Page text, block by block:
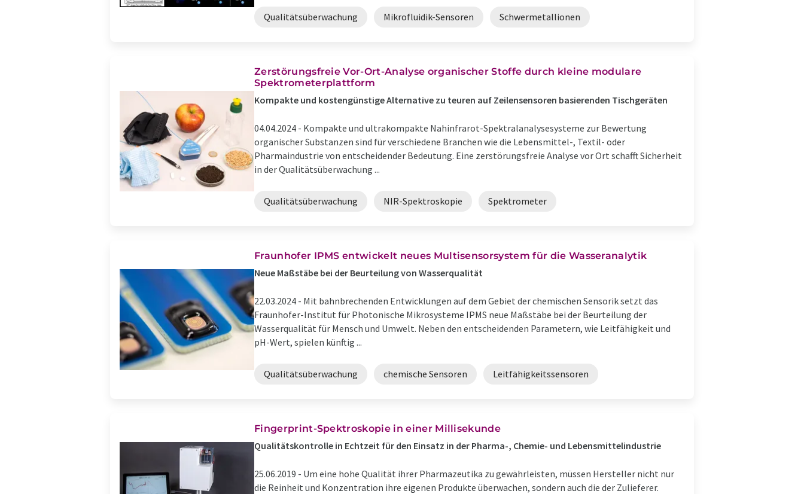
Qualitätsüberwachung Mikrofluidik-Sensoren Schwermetallionen
Zerstörungsfreie Vor-Ort-Analyse organischer Stoffe durch kleine modulare
Spektrometerplattform
Kompakte und kostengünstige Alternative zu teuren auf Zeilensensoren basierenden Tischgeräten
04.04.2024 - Kompakte und ultrakompakte Nahinfrarot-Spektralanalysesysteme zur Bewertung
organischer Substanzen sind für verschiedene Branchen wie die Lebensmittel-, Textil- oder
Pharmaindustrie von entscheidender Bedeutung. Eine zerstörungsfreie Analyse vor Ort schafft Sicherheit
in der Qualitätsüberwachung ...
Qualitätsüberwachung NIR-Spektroskopie Spektrometer
Fraunhofer IPMS entwickelt neues Multisensorsystem für die Wasseranalytik
Neue Maßstäbe bei der Beurteilung von Wasserqualität
22.03.2024 - Mit bahnbrechenden Entwicklungen auf dem Gebiet der chemischen Sensorik setzt das
Fraunhofer-Institut für Photonische Mikrosysteme IPMS neue Maßstäbe bei der Beurteilung der
Wasserqualität für Mensch und Umwelt. Neben den entscheidenden Parametern, wie Leitfähigkeit und
pH-Wert, spielen künftig ...
Qualitätsüberwachung chemische Sensoren Leitfähigkeitssensoren
Fingerprint-Spektroskopie in einer Millisekunde
Qualitätskontrolle in Echtzeit für den Einsatz in der Pharma-, Chemie- und Lebensmittelindustrie
25.06.2019 - Um eine hohe Qualität ihrer Pharmazeutika zu gewährleisten, müssen Hersteller nicht nur
die Reinheit und Konzentration ihre eigenen Produkte überwachen, sondern auch die der Zulieferer.